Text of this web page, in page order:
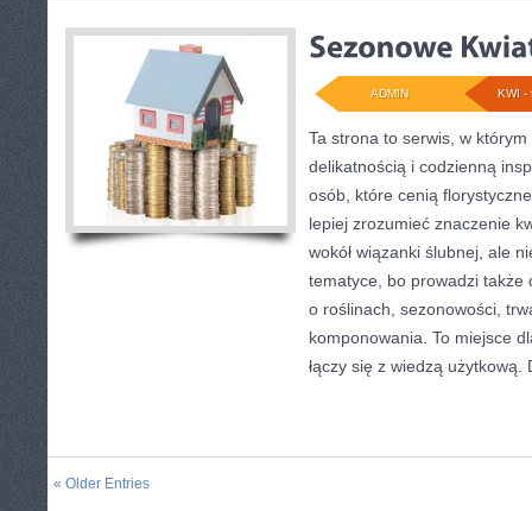
KWI -
ADMIN
Ta strona to serwis, w
delikatnością i codzienną
osób, które cenią
lepiej zrozumieć znaczenie
wokół wiązanki ślubnej, ale
tematyce, bo prowadzi także
o roślinach, sezonowości,
komponowania. To miejsce
łączy się z wiedzą użytkową.
« Older Entries